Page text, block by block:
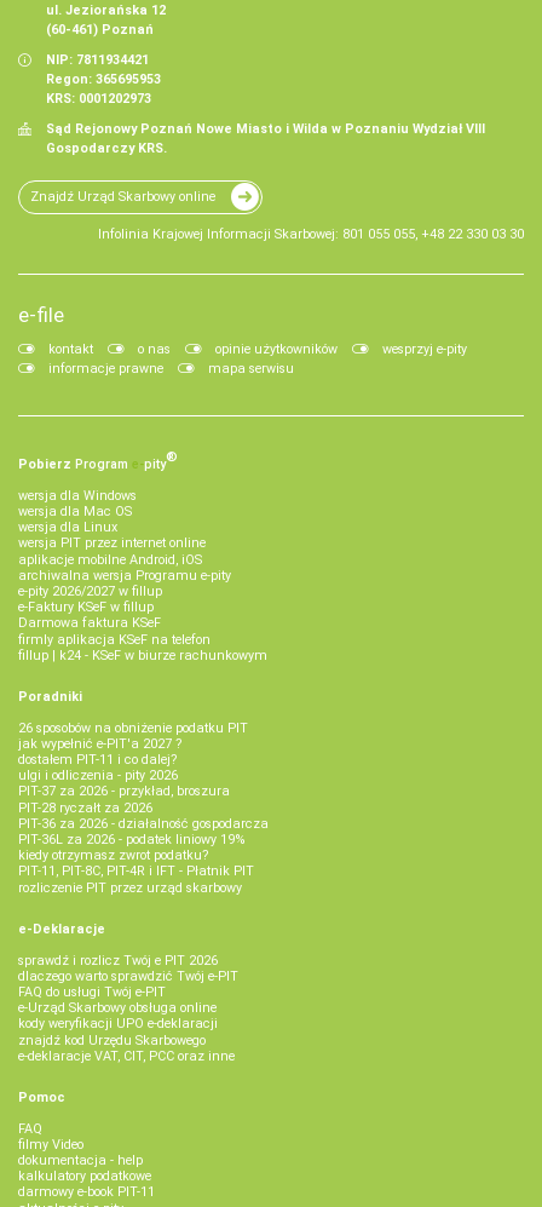
ul. Jeziorańska 12
(60-461) Poznań
NIP: 7811934421
Regon: 365695953
KRS: 0001202973
Sąd Rejonowy Poznań Nowe Miasto i Wilda w Poznaniu Wydział VIII
Gospodarczy KRS.
Znajdź Urząd Skarbowy online
Infolinia Krajowej Informacji Skarbowej: 801 055 055, +48 22 330 03 30
e-file
kontakt o nas opinie użytkowników
wesprzyj e-pity
informacje prawne
mapa serwisu
Pobierz Program e‑pity®
wersja dla Windows
wersja dla Mac OS
wersja dla Linux
wersja PIT przez internet online
aplikacje mobilne Android, iOS
archiwalna wersja Programu e-pity
e-pity 2026/2027 w fillup
e‑Faktury KSeF w fillup
Darmowa faktura KSeF
firmly aplikacja KSeF na telefon
fillup | k24 - KSeF w biurze rachunkowym
Poradniki
26 sposobów na obniżenie podatku PIT
jak wypełnić e-PIT'a 2027 ?
dostałem PIT-11 i co dalej?
ulgi i odliczenia - pity 2026
PIT-37 za 2026 - przykład, broszura
PIT-28 ryczałt za 2026
PIT-36 za 2026 - działalność gospodarcza
PIT-36L za 2026 - podatek liniowy 19%
kiedy otrzymasz zwrot podatku?
PIT-11, PIT-8C, PIT-4R i IFT - Płatnik PIT
rozliczenie PIT przez urząd skarbowy
e-Deklaracje
sprawdź i rozlicz Twój e PIT 2026
dlaczego warto sprawdzić Twój e-PIT
FAQ do usługi Twój e-PIT
e-Urząd Skarbowy obsługa online
kody weryfikacji UPO e-deklaracji
znajdź kod Urzędu Skarbowego
e-deklaracje VAT, CIT, PCC oraz inne
Pomoc
FAQ
filmy Video
dokumentacja - help
kalkulatory podatkowe
darmowy e-book PIT-11